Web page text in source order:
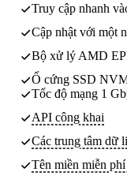
Truy cập nhanh
Cập nhật với một
Bộ xử lý AMD
Ổ cứng SSD
Tốc độ mạng 1
API công khai
Các trung tâm dữ
Tên miền miễn